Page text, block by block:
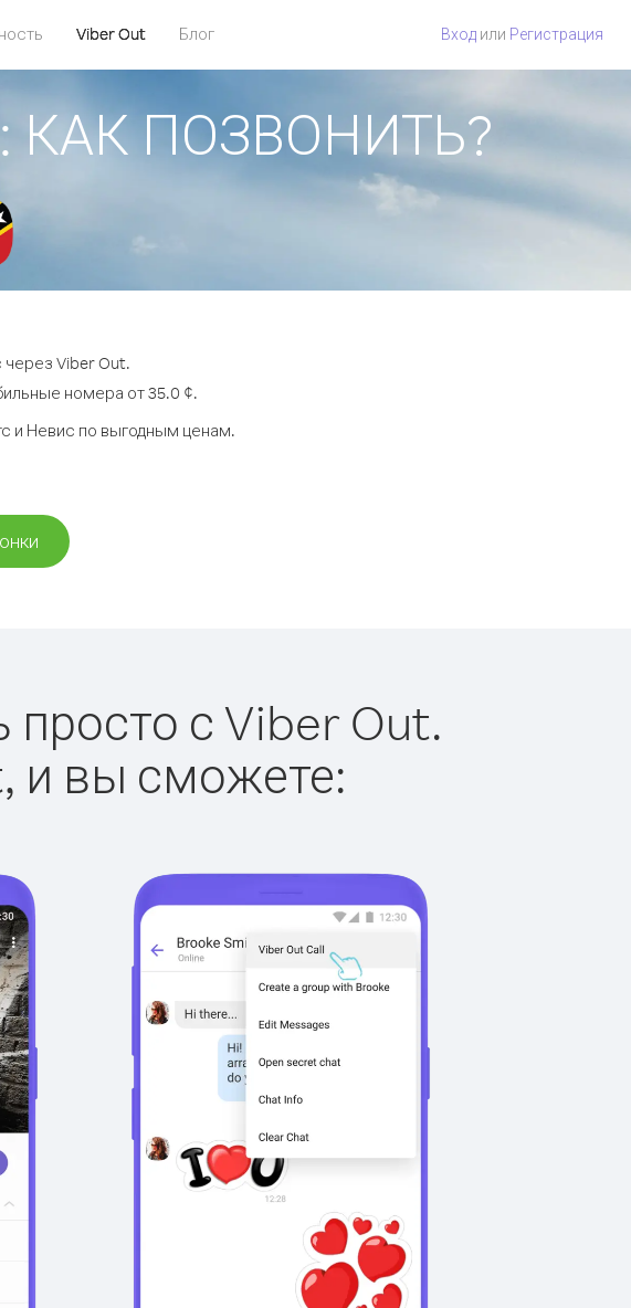
Viber Out Блог Вход или Регистрация
КАК ПОЗВОНИТЬ?
Viber Out.
номера от 35.0 ¢.
и Невис по выгодным ценам.
с Viber Out.
и вы сможете: